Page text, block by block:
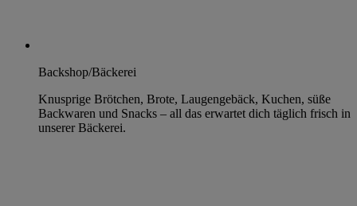
Backshop/Bäckerei
Knusprige Brötchen, Brote, Laugengebäck, Kuchen, süße
Backwaren und Snacks – all das erwartet dich täglich frisch in
unserer Bäckerei.